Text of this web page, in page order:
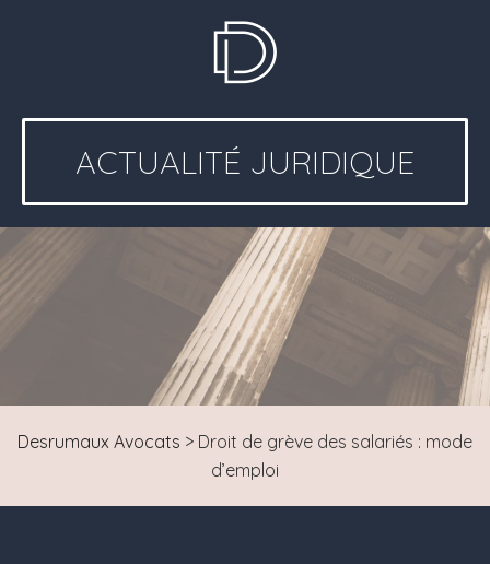
ACTUALITÉ JURIDIQUE
Desrumaux Avocats > Droit de grève des salariés : mode
d’emploi